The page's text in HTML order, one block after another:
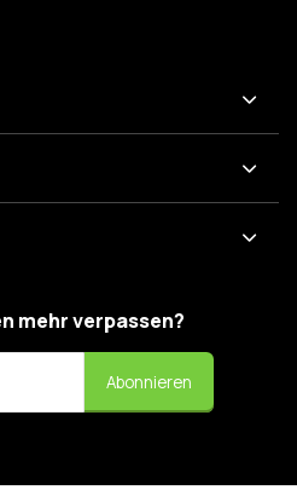
mehr verpassen?
Abonnieren